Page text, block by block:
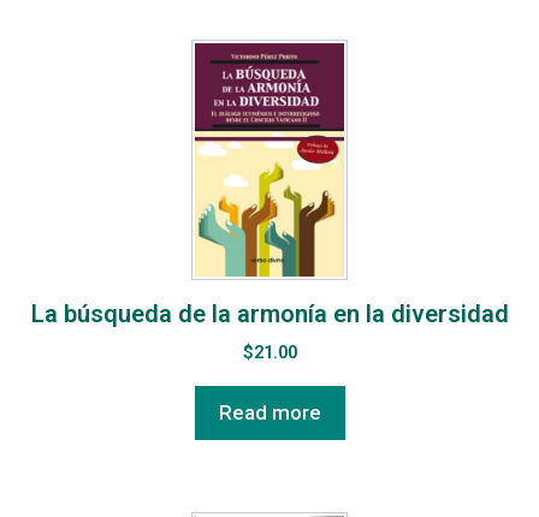
La búsqueda de la armonía en la diversidad
$21.00
Read more